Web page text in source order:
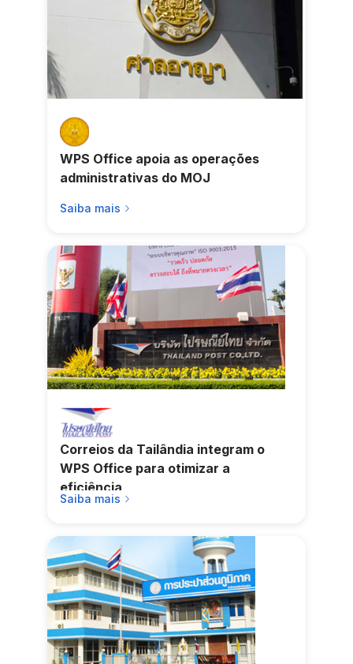
WPS Office apoia as operações
administrativas do MOJ
Saiba mais
Correios da Tailândia integram o
WPS Office para otimizar a
eficiência
Saiba mais